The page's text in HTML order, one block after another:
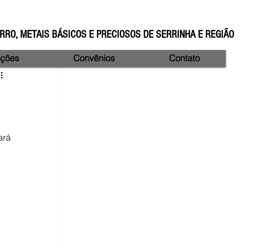
METAIS BÁSICOS E PRECIOSOS DE SERRINHA E REGIÃO
Convênios Contato